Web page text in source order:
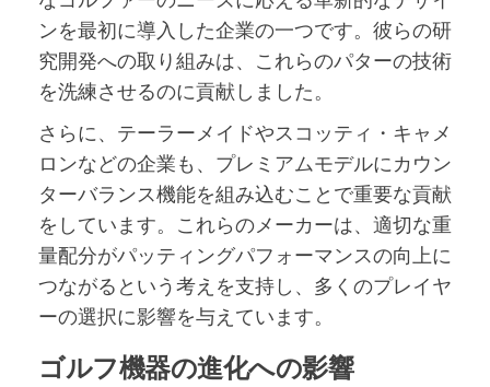
ンを最初に導入した企業の一つです。彼らの研
究開発への取り組みは、これらのパターの技術
を洗練させるのに貢献しました。
さらに、テーラーメイドやスコッティ・キャメ
ロンなどの企業も、プレミアムモデルにカウン
ターバランス機能を組み込むことで重要な貢献
をしています。これらのメーカーは、適切な重
量配分がパッティングパフォーマンスの向上に
つながるという考えを支持し、多くのプレイヤ
ーの選択に影響を与えています。
ゴルフ機器の進化への影響